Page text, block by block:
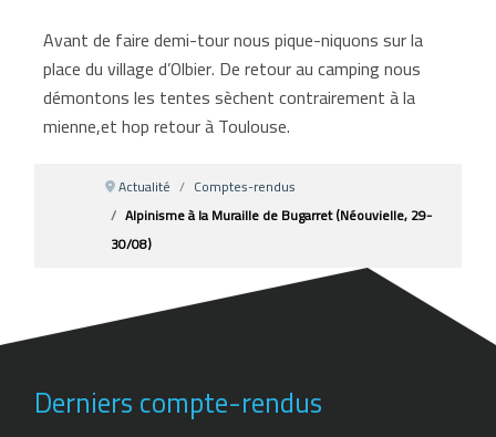
Avant de faire demi-tour nous pique-niquons sur la
place du village d’Olbier. De retour au camping nous
démontons les tentes sèchent contrairement à la
mienne,et hop retour à Toulouse.
Actualité
Comptes-rendus
Alpinisme à la Muraille de Bugarret (Néouvielle, 29-
30/08)
Derniers compte-rendus